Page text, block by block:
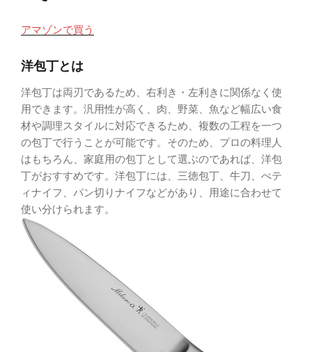
アマゾンで買う
洋包丁とは
洋包丁は両刃であるため、右利き・左利きに関係なく使
用できます。汎用性が高く、肉、野菜、魚など幅広い食
材や調理スタイルに対応できるため、複数の工程を一つ
の包丁で行うことが可能です。そのため、プロの料理人
はもちろん、家庭用の包丁として選ぶのであれば、洋包
丁がおすすめです。洋包丁には、三徳包丁、牛刀、ぺテ
ィナイフ、パン切りナイフなどがあり、用途に合わせて
使い分けられます。